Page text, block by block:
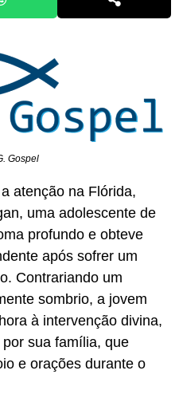
Gospel
atenção na Flórida,
uma adolescente de
profundo e obteve
após sofrer um
Contrariando um
sombrio, a jovem
à intervenção divina,
sua família, que
e orações durante o